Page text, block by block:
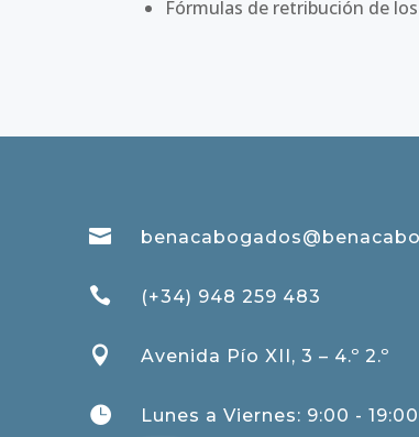
Fórmulas de retribución de

 (+34) 948 259 483
 Avenida Pío XII, 3 – 4.º 2.º
 Lunes a Viernes: 9:00 - 19:00